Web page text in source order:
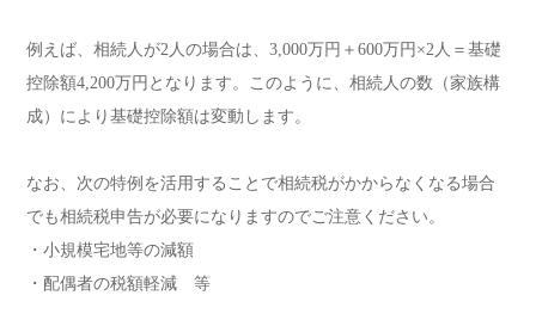
例えば、相続人が2人の場合は、3,000万円＋600万円×2人＝基礎
控除額4,200万円となります。このように、相続人の数（家族構
成）により基礎控除額は変動します。
なお、次の特例を活用することで相続税がかからなくなる場合
でも相続税申告が必要になりますのでご注意ください。
・小規模宅地等の減額
・配偶者の税額軽減 等